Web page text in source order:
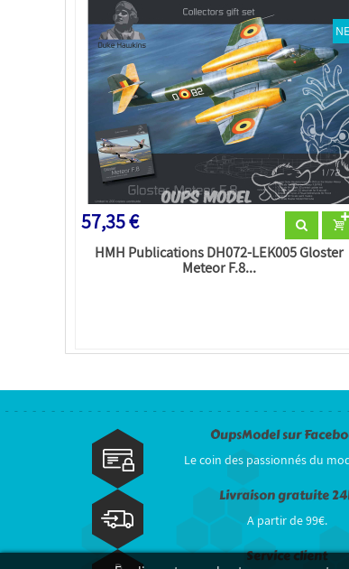
57,35 €
HMH Publications DH072-LEK005 Gloster
Meteor F.8...
OupsModel sur
Le coin des passionnés du
Livraison gratuite
A partir de 99€.
Service client